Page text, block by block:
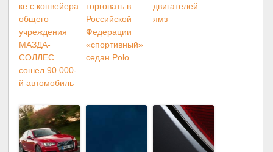
ке с конвейера
общего
учреждения
МАЗДА-
СОЛЛЕС
сошел 90 000-
й автомобиль
торговать в
Российской
Федерации
«спортивный»
седан Polo
двигателей
ямз